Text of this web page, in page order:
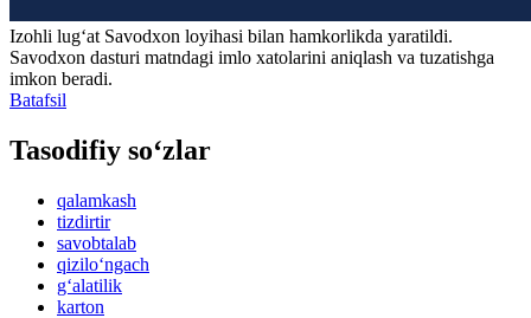
Izohli lugʻat Savodxon loyihasi bilan hamkorlikda yaratildi.
Savodxon dasturi matndagi imlo xatolarini aniqlash va tuzatishga
imkon beradi.
Batafsil
Tasodifiy so‘zlar
qalamkash
tizdirtir
savobtalab
qizilo‘ngach
g‘alatilik
karton